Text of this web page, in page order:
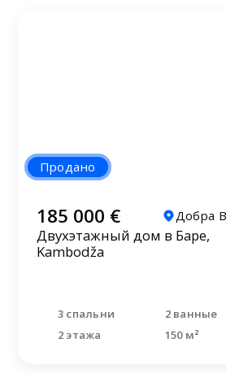
Продано
185 000 € Добра
Двухэтажный дом в Баре,
Kambodža
3 спальни
2 ванные
2 этажа
150 м²